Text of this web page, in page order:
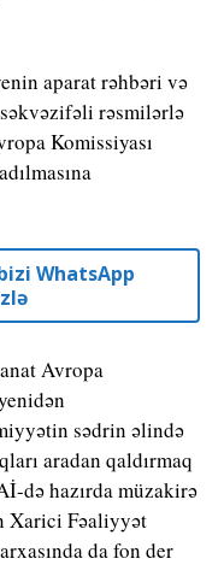
aparat rəhbəri və
rəsmilərlə
Komissiyası
WhatsApp
Avropa
sədrin əlində
aradan qaldırmaq
də hazırda müzakirə
Xarici Fəaliyyət
da fon der